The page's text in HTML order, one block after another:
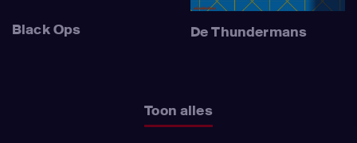
Black Ops De Thundermans
Toon alles